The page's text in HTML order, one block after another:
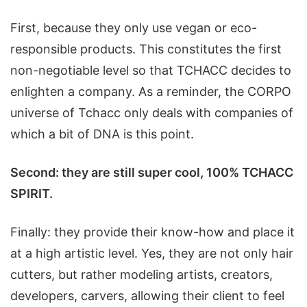
First, because they only use vegan or eco-
responsible products. This constitutes the first
non-negotiable level so that TCHACC decides to
enlighten a company. As a reminder, the CORPO
universe of Tchacc only deals with companies of
which a bit of DNA is this point.
Second: they are still super cool, 100% TCHACC
SPIRIT.
Finally: they provide their know-how and place it
at a high artistic level. Yes, they are not only hair
cutters, but rather modeling artists, creators,
developers, carvers, allowing their client to feel